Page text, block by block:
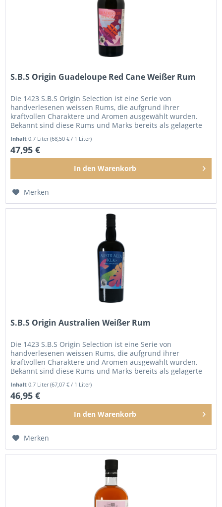
S.B.S Origin Guadeloupe Red Cane Weißer Rum
Die 1423 S.B.S Origin Selection ist eine Serie von
handverlesenen weissen Rums, die aufgrund ihrer
kraftvollen Charaktere und Aromen ausgewählt wurden.
Bekannt sind diese Rums und Marks bereits als gelagerte
Inhalt0.7 Liter(68,50 € / 1 Liter)
47,95 €
In den Warenkorb
Merken
S.B.S Origin Australien Weißer Rum
Die 1423 S.B.S Origin Selection ist eine Serie von
handverlesenen weissen Rums, die aufgrund ihrer
kraftvollen Charaktere und Aromen ausgewählt wurden.
Bekannt sind diese Rums und Marks bereits als gelagerte
Inhalt0.7 Liter(67,07 € / 1 Liter)
46,95 €
In den Warenkorb
Merken